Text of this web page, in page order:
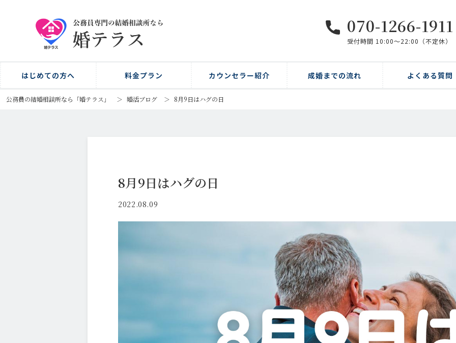
070-1266-1911
受付時間 10:00〜22:00（不定休）
はじめての方へ 料金プラン カウンセラー紹介 成婚までの流れ よくある質問
公務員の結婚相談所なら「婚テラス」 ＞ 婚活ブログ ＞ 8月9日はハグの日
8月9日はハグの日
2022.08.09